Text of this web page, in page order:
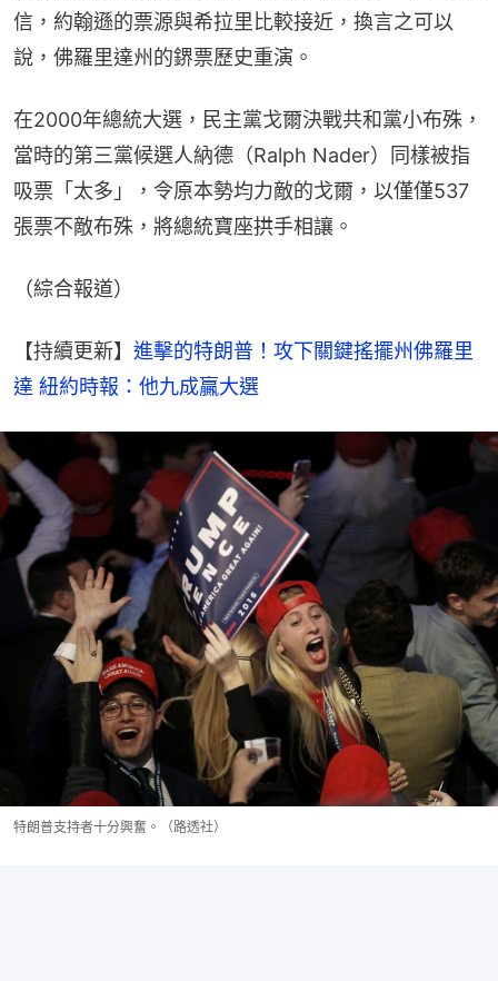
信，約翰遜的票源與希拉里比較接近，換言之可以
說，佛羅里達州的鎅票歷史重演。
在2000年總統大選，民主黨戈爾決戰共和黨小布殊，
當時的第三黨候選人納德（Ralph Nader）同樣被指
吸票「太多」，令原本勢均力敵的戈爾，以僅僅537
張票不敵布殊，將總統寶座拱手相讓。
（綜合報道）
【持續更新】 進擊的特朗普！攻下關鍵搖擺州佛羅里
達 紐約時報：他九成贏大選
特朗普支持者十分興奮。（路透社）